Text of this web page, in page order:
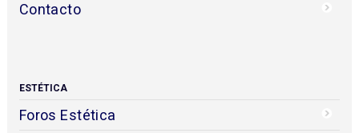
Contacto
ESTÉTICA
Foros Estética